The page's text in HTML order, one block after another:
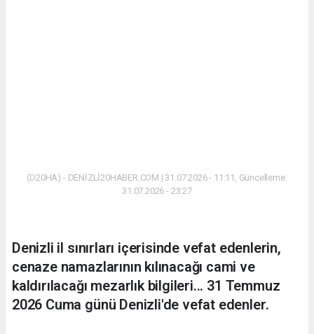
(D20HA) - DENİZLİ20HABER.COM | 31.07.2026 - 11:11, Güncelleme:
31.07.2026 - 23:27
Denizli il sınırları içerisinde vefat edenlerin,
cenaze namazlarının kılınacağı cami ve
kaldırılacağı mezarlık bilgileri... 31 Temmuz
2026 Cuma günü Denizli'de vefat edenler.